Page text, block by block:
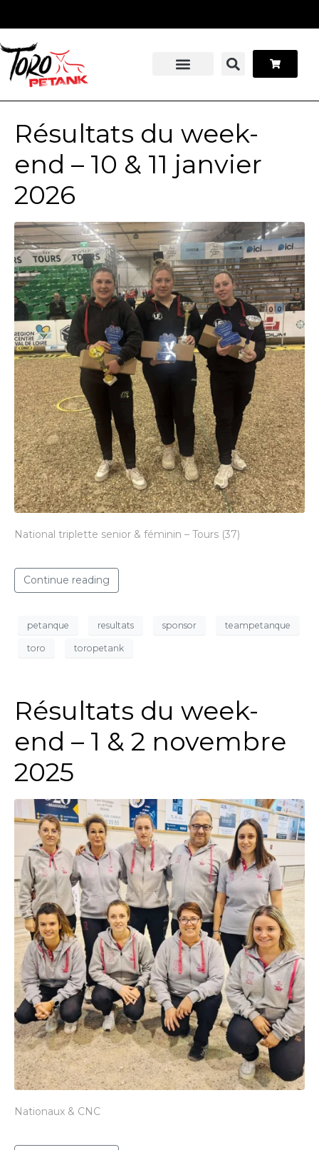
Résultats du week-
end – 10 & 11 janvier
2026
National triplette senior & féminin – Tours (37)
Continue reading
petanque resultats sponsor teampetanque
toro toropetank
Résultats du week-
end – 1 & 2 novembre
2025
Nationaux & CNC